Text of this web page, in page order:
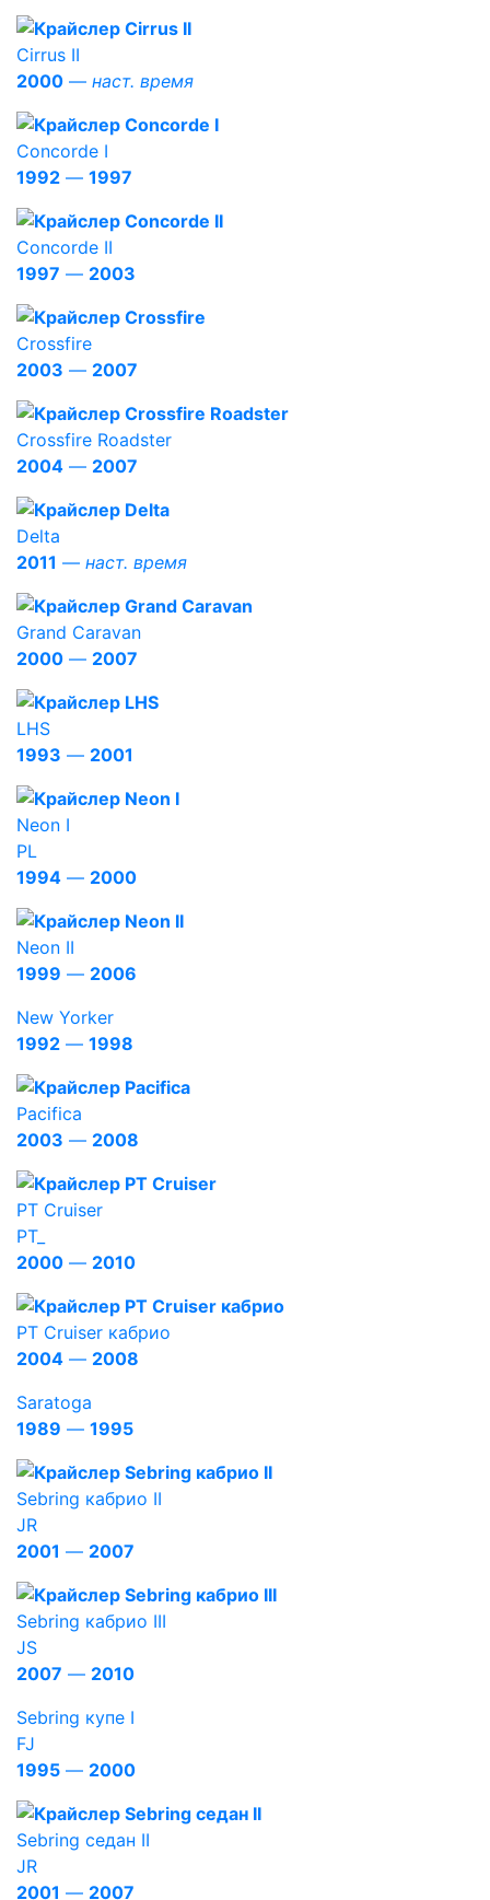
Cirrus II
2000 — наст. время
Concorde I
1992 — 1997
Concorde II
1997 — 2003
Crossfire
2003 — 2007
Crossfire Roadster
2004 — 2007
Delta
2011 — наст. время
Grand Caravan
2000 — 2007
LHS
1993 — 2001
Neon I
PL
1994 — 2000
Neon II
1999 — 2006
New Yorker
1992 — 1998
Pacifica
2003 — 2008
PT Cruiser
PT_
2000 — 2010
PT Cruiser кабрио
2004 — 2008
Saratoga
1989 — 1995
Sebring кабрио II
JR
2001 — 2007
Sebring кабрио III
JS
2007 — 2010
Sebring купе I
FJ
1995 — 2000
Sebring седан II
JR
2001 — 2007